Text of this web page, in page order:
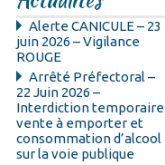
Alerte CANICULE – 23
juin 2026 – Vigilance
ROUGE
Arrêté Préfectoral –
22 Juin 2026 –
Interdiction temporaire
vente à emporter et
consommation d’alcool
sur la voie publique